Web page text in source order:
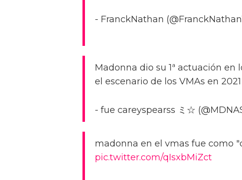
- FranckNathan
Madonna dio su 1ª actuación en
el escenario de los VMAs en 2021
- fue careyspearss ミ☆
madonna en el vmas fue como
pic.twitter.com/qIsxbMiZct